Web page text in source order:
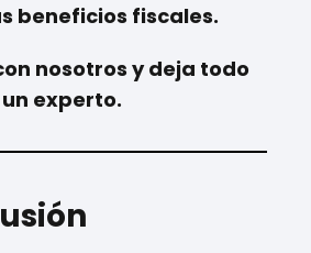
beneficios fiscales.
nosotros y deja todo
experto.